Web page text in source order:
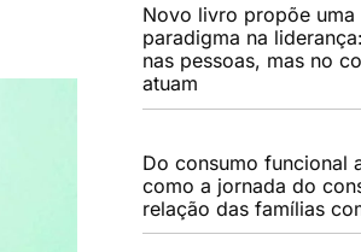
Novo livro propõe uma
paradigma na
nas pessoas, mas no
atuam
Do consumo funcional
como a jornada do
relação das famílias